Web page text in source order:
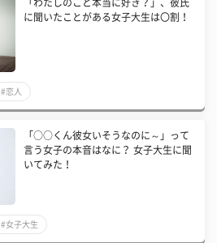
「わたしのこと本当に好き？」、彼氏
に聞いたことがある女子大生は〇割！
#恋人
「○○くん彼女いそうなのに～」って
言う女子の本音はなに？ 女子大生に聞
いてみた！
#女子大生